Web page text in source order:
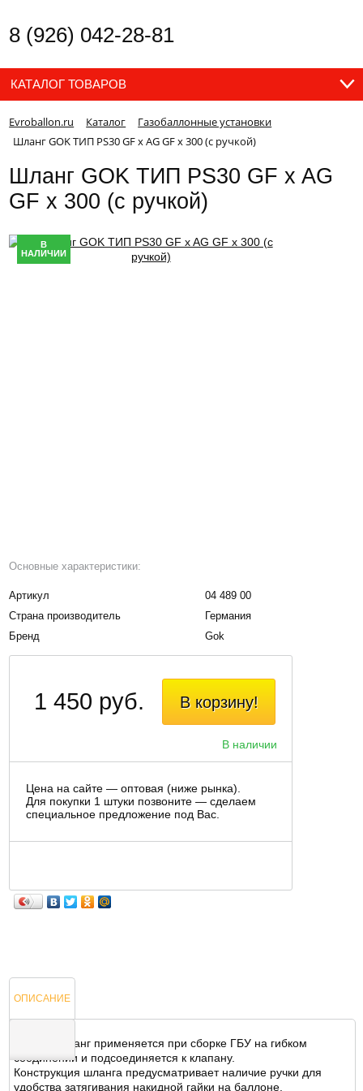
8 (926) 042-28-81
КАТАЛОГ ТОВАРОВ
Evroballon.ru Каталог
Газобаллонные установки
Шланг GOK ТИП PS30 GF x AG GF x 300 (с ручкой)
Шланг GOK ТИП PS30 GF x AG
GF x 300 (с ручкой)
В
НАЛИЧИИ
Основные характеристики:
Артикул
04 489 00
Страна производитель
Германия
Бренд
Gok
В корзину!
В наличии
1 450 руб.
Цена на сайте — оптовая (ниже рынка).
Для покупки 1 штуки позвоните — сделаем
специальное предложение под Вас.
ОПИСАНИЕ
ОТЗЫВЫ
Данный шланг применяется при сборке ГБУ на гибком
соединении и подсоединяется к клапану.
Конструкция шланга предусматривает наличие ручки для
удобства затягивания накидной гайки на баллоне.